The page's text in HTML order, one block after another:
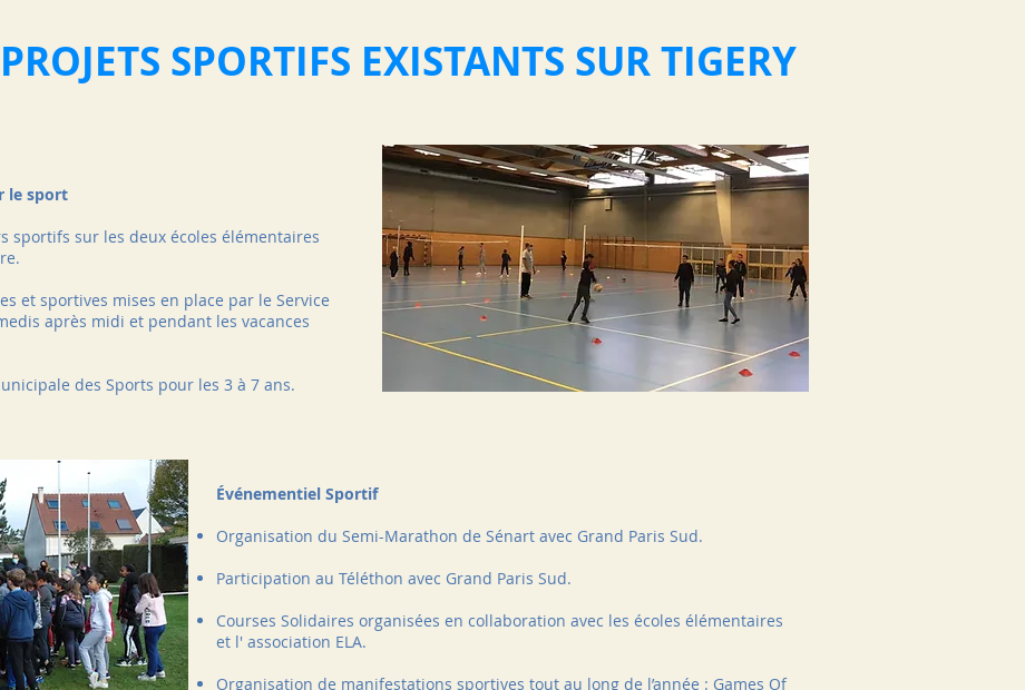
SPORTIFS EXISTANTS SUR TIGERY
le sport
sportifs sur les deux écoles élémentaires
et sportives mises en place par le Service
après midi et pendant les vacances
des Sports pour les 3 à 7 ans.
Événementiel Sportif
Organisation du Semi-Marathon de Sénart avec Grand Paris Sud.
Participation au Téléthon avec Grand Paris Sud.
Courses Solidaires organisées en collaboration avec les écoles élémentaires
et l' association ELA.
Organisation de manifestations sportives tout au long de l’année : Games Of